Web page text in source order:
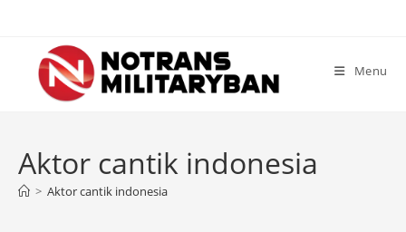
content
Menu
Aktor cantik indonesia
> Aktor cantik indonesia